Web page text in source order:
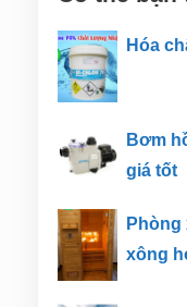
Hóa
Bơm
giá tốt
xông